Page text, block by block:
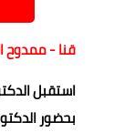
قنا -
استقبل
بحضور